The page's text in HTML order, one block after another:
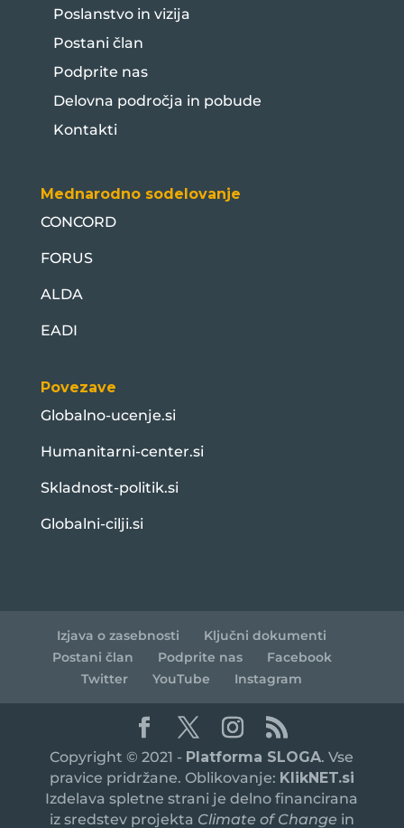
Poslanstvo in vizija
Postani član
Podprite nas
Delovna področja in pobude
Kontakti
Mednarodno sodelovanje
CONCORD
FORUS
ALDA
EADI
Povezave
Globalno-ucenje.si
Humanitarni-center.si
Skladnost-politik.si
Globalni-cilji.si
Izjava o zasebnosti
Ključni dokumenti
Postani član
Podprite nas
Facebook
Twitter
YouTube Instagram
Copyright © 2021 - Platforma SLOGA. Vse
pravice pridržane. Oblikovanje: KlikNET.si
Izdelava spletne strani je delno financirana
iz sredstev projekta Climate of Change in